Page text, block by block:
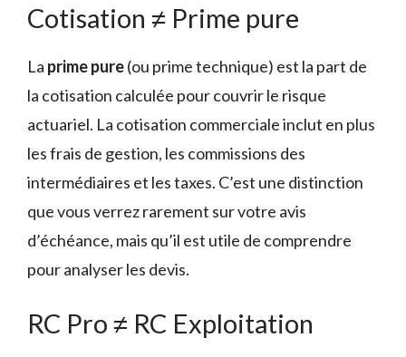
Cotisation ≠ Prime pure
La prime pure(ou prime technique) est la part de
la cotisation calculée pour couvrir le risque
actuariel. La cotisation commerciale inclut en plus
les frais de gestion, les commissions des
intermédiaires et les taxes. C’est une distinction
que vous verrez rarement sur votre avis
d’échéance, mais qu’il est utile de comprendre
pour analyser les devis.
RC Pro ≠ RC Exploitation